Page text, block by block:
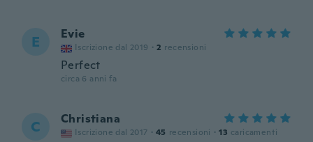
E Evie
Iscrizione dal 2019 · 2 recensioni
Perfect
circa 6 anni fa
C Christiana
Iscrizione dal 2017 · 45 recensioni · 13 caricamenti